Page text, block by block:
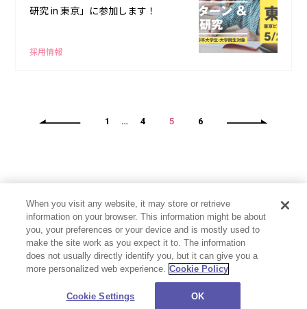
研究 in 東京」に参加します！
採用情報
1 … 4 5 6
プライバシーポリシー お問い合わせ Cookie Settings
When you visit any website, it may store or retrieve
information on your browser. This information might be about
you, your preferences or your device and is mostly used to
make the site work as you expect it to. The information
does not usually directly identify you, but it can give you a
more personalized web experience. Cookie Policy
Cookie Settings OK